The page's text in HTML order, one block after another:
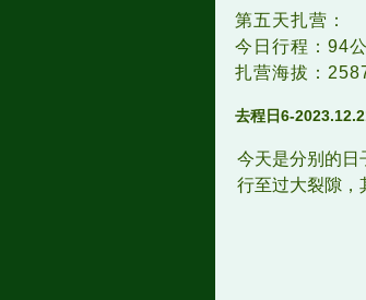
第五天扎营：
今日行程：94
扎营海拔：
去程日6-
今天是分别的日
行至过大裂隙，